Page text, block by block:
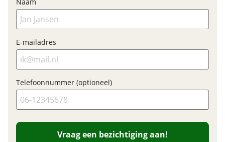
Slaapcomfort
Lattenbodem
Rolbed met matras
Techniek en veiligheid
Disselafdekking
Omvormer
Schokbreker
Serviceluik
Stabilisator
Vraag mijn inruilwaarde aan
E-mailadres
Telefoonnummer (optioneel)
Vraag een bezichtiging aan!